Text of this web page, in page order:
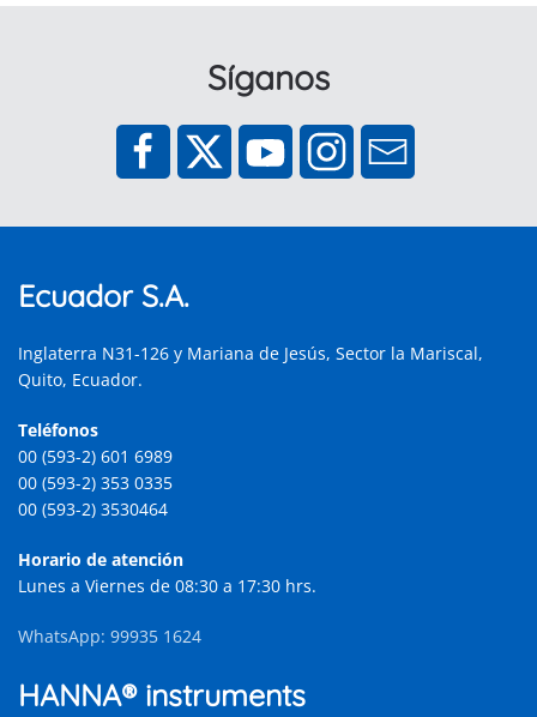
Síganos
Ecuador S.A.
Inglaterra N31-126 y Mariana de Jesús, Sector la Mariscal,
Quito, Ecuador.
Teléfonos
00 (593-2) 601 6989
00 (593-2) 353 0335
00 (593-2) 3530464
Horario de atención
Lunes a Viernes de 08:30 a 17:30 hrs.
WhatsApp: 99935 1624
HANNA® instruments